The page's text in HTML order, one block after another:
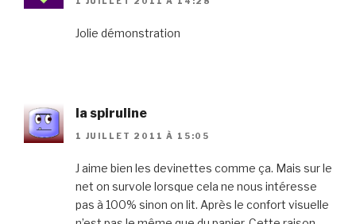
Jolie démonstration
la spiruline
1 JUILLET 2011 À 15:05
J aime bien les devinettes comme ça. Mais sur le
net on survole lorsque cela ne nous intéresse
pas à 100% sinon on lit. Après le confort visuelle